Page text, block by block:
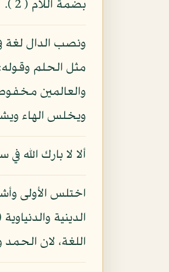
بضمة اللام ( 2 ).
ونصب الدال لغة
والعالمين
ويخلس الهاء
ألا لا بارك الله
اختلس الأولى
اللغة، لان